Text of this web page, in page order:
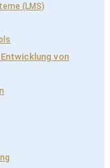
(LMS)
von